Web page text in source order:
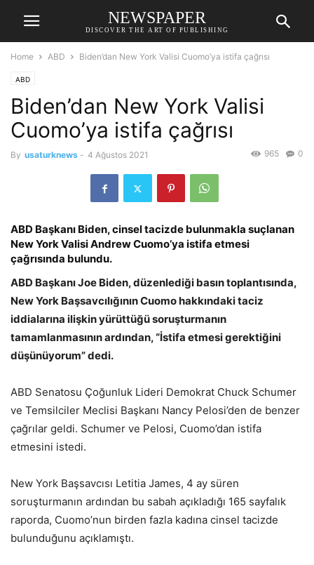
NEWSPAPER
DISCOVER THE ART OF PUBLISHING
Home ABD Biden’dan New York Valisi Cuomo’ya istifa çağrısı
ABD
Biden’dan New York Valisi
Cuomo’ya istifa çağrısı
By usaturknews - 4 Ağustos 2021 0
965
ABD Başkanı Biden, cinsel tacizde bulunmakla suçlanan
New York Valisi Andrew Cuomo’ya istifa etmesi
çağrısında bulundu.
ABD Başkanı Joe Biden, düzenlediği basın toplantısında,
New York Başsavcılığının Cuomo hakkındaki taciz
iddialarına ilişkin yürüttüğü soruşturmanın
tamamlanmasının ardından, “İstifa etmesi gerektiğini
düşünüyorum” dedi.
ABD Senatosu Çoğunluk Lideri Demokrat Chuck Schumer
ve Temsilciler Meclisi Başkanı Nancy Pelosi’den de benzer
çağrılar geldi. Schumer ve Pelosi, Cuomo’dan istifa
etmesini istedi.
New York Başsavcısı Letitia James, 4 ay süren
soruşturmanın ardından bu sabah açıkladığı 165 sayfalık
raporda, Cuomo’nun birden fazla kadına cinsel tacizde
bulunduğunu açıklamıştı.